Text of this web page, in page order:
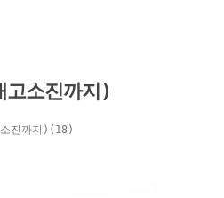
고소진까지)
소진까지)(18)